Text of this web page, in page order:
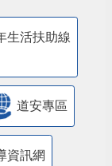
生活扶助線
道安專區
資訊網